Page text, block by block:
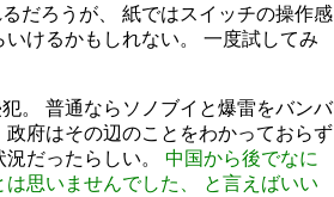
だろうが、 紙ではスイッチの操作感
けるかもしれない。 一度試してみ
。 普通ならソノブイと爆雷をバンバ
府はその辺のことをわかっておらず
だったらしい。 中国から後でなに
思いませんでした、 と言えばいい